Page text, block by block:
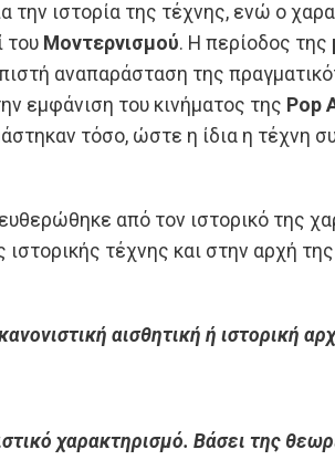
την ιστορία της τέχνης, ενώ ο
του Μοντερνισμού. Η περίοδος της
αναπαράσταση της
εμφάνιση του κινήματος της Pop
τόσο, ώστε η ίδια η τέχνη
από τον ιστορικό της
τέχνης και στην αρχή
αισθητική ή ιστορική
χαρακτηρισμό. Βάσει της